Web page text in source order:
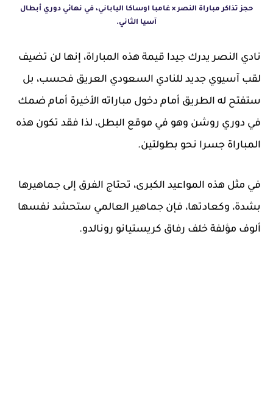
حجز تذاكر مباراة النصر × غامبا اوساكا الياباني، في نهائي دوري أبطال
آسيا الثاني.
نادي النصر يدرك جيدا قيمة هذه المباراة، إنها لن تضيف
لقب آسيوي جديد للنادي السعودي العريق فحسب، بل
ستفتح له الطريق أمام دخول مباراته الأخيرة أمام ضمك
في دوري روشن وهو في موقع البطل، لذا فقد تكون هذه
المباراة جسرا نحو بطولتين.
في مثل هذه المواعيد الكبرى، تحتاج الفرق إلى جماهيرها
بشدة، وكعادتها، فإن جماهير العالمي ستحشد نفسها
ألوف مؤلفة خلف رفاق كريستيانو رونالدو.